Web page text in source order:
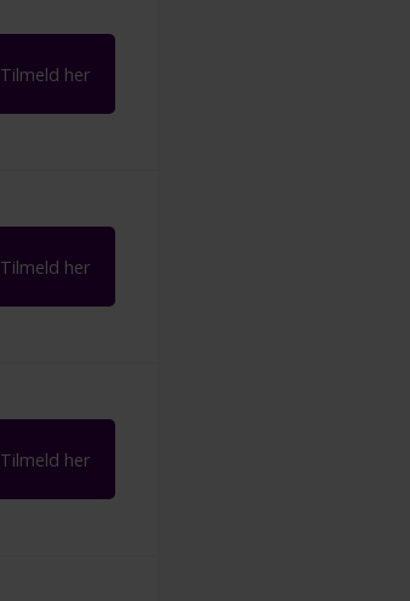
Tilmeld her
Tilmeld her
Tilmeld her